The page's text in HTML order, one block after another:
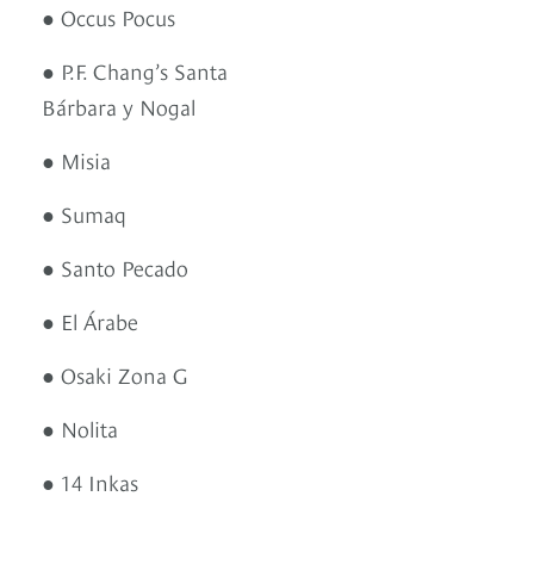
● Occus Pocus
● P.F. Chang’s Santa
Bárbara y Nogal
● Misia
● Sumaq
● Santo Pecado
● El Árabe
● Osaki Zona G
● Nolita
● 14 Inkas